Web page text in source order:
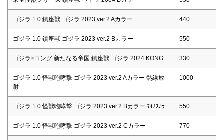
ゴジラ 1.0 鎮座獣 ゴジラ 2023 ver.2 Aカラー 440
ゴジラ 1.0 鎮座獣 ゴジラ 2023 ver.2 Bカラー 550
ゴジラ×コング 新たなる帝国 鎮座獣 ゴジラ 2024 KONG 330
ゴジラ 1.0 怪獣咆哮撃 ゴジラ 2023 ver.2 Aカラー 熱線放
射
1000
ゴジラ 1.0 怪獣咆哮撃 ゴジラ 2023 ver.2 Bカラー ﾏｲﾅｽｶﾗｰ 550
ゴジラ 1.0 怪獣咆哮撃 ゴジラ 2023 ver.2 Cカラー 770